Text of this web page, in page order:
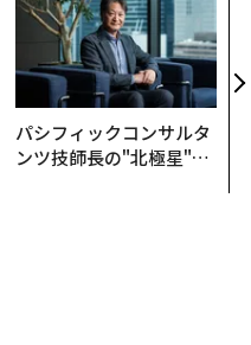
パシフィックコンサルタ
ンツ技師長の"北極星"。